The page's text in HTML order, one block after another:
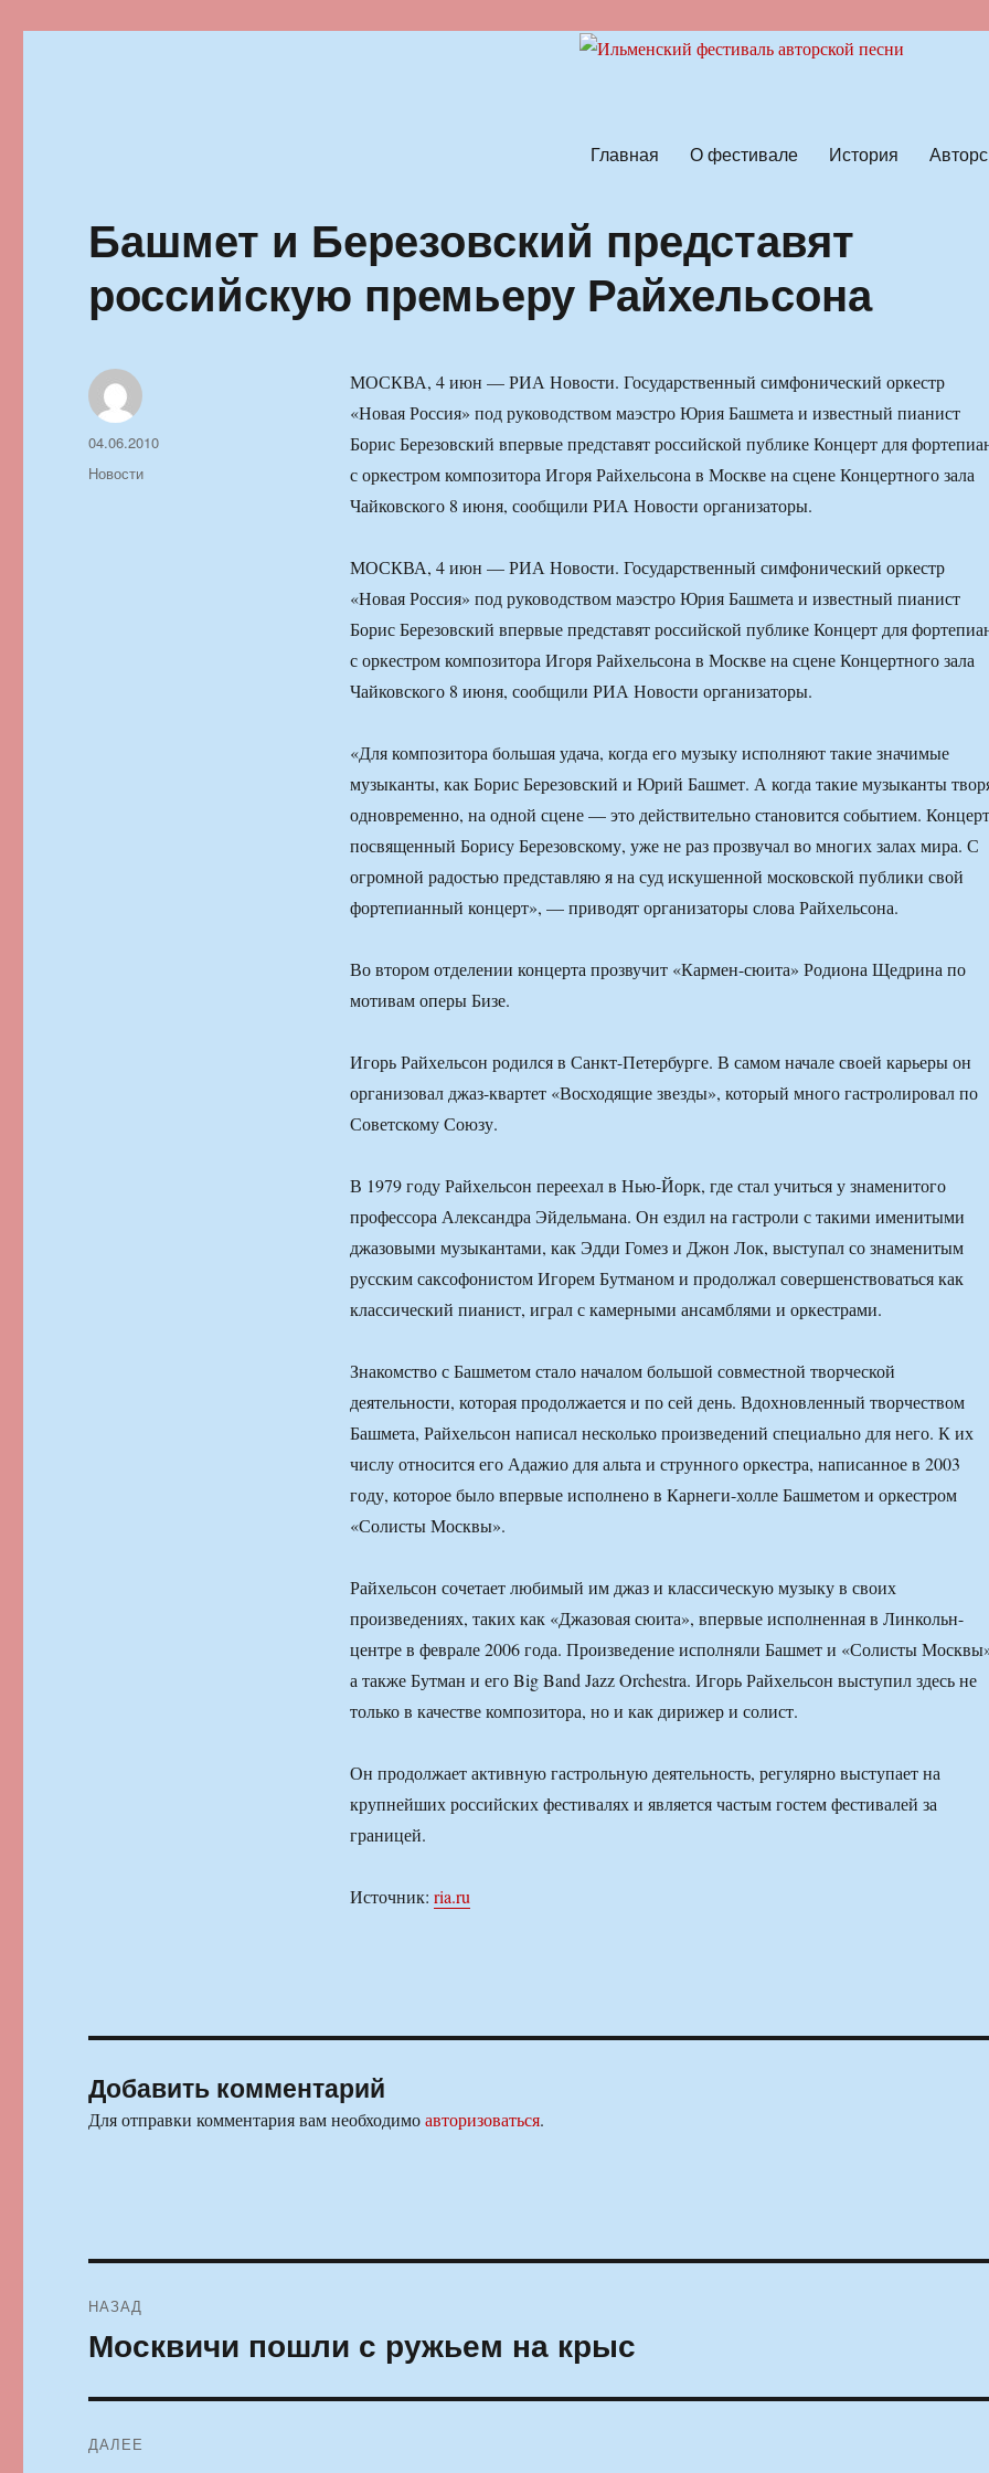
Главная О фестивале История
Башмет и Березовский представят
российскую премьеру Райхельсона
МОСКВА, 4 июн — РИА Новости. Государственный симфонический оркестр
«Новая Россия» под руководством маэстро Юрия Башмета и известный пианист
Борис Березовский впервые представят российской публике Концерт для
с оркестром композитора Игоря Райхельсона в Москве на сцене Концертного зала
Чайковского 8 июня, сообщили РИА Новости организаторы.
МОСКВА, 4 июн — РИА Новости. Государственный симфонический оркестр
«Новая Россия» под руководством маэстро Юрия Башмета и известный пианист
Борис Березовский впервые представят российской публике Концерт для
с оркестром композитора Игоря Райхельсона в Москве на сцене Концертного зала
Чайковского 8 июня, сообщили РИА Новости организаторы.
«Для композитора большая удача, когда его музыку исполняют такие значимые
музыканты, как Борис Березовский и Юрий Башмет. А когда такие музыканты
одновременно, на одной сцене — это действительно становится событием.
посвященный Борису Березовскому, уже не раз прозвучал во многих залах мира. С
огромной радостью представляю я на суд искушенной московской публики свой
фортепианный концерт», — приводят организаторы слова Райхельсона.
Во втором отделении концерта прозвучит «Кармен-сюита» Родиона Щедрина по
мотивам оперы Бизе.
Игорь Райхельсон родился в Санкт-Петербурге. В самом начале своей карьеры он
организовал джаз-квартет «Восходящие звезды», который много гастролировал по
Советскому Союзу.
В 1979 году Райхельсон переехал в Нью-Йорк, где стал учиться у знаменитого
профессора Александра Эйдельмана. Он ездил на гастроли с такими именитыми
джазовыми музыкантами, как Эдди Гомез и Джон Лок, выступал со знаменитым
русским саксофонистом Игорем Бутманом и продолжал совершенствоваться как
классический пианист, играл с камерными ансамблями и оркестрами.
Знакомство с Башметом стало началом большой совместной творческой
деятельности, которая продолжается и по сей день. Вдохновленный творчеством
Башмета, Райхельсон написал несколько произведений специально для него. К их
числу относится его Адажио для альта и струнного оркестра, написанное в 2003
году, которое было впервые исполнено в Карнеги-холле Башметом и оркестром
«Солисты Москвы».
Райхельсон сочетает любимый им джаз и классическую музыку в своих
произведениях, таких как «Джазовая сюита», впервые исполненная в Линкольн-
центре в феврале 2006 года. Произведение исполняли Башмет и «Солисты
а также Бутман и его Big Band Jazz Orchestra. Игорь Райхельсон выступил здесь не
только в качестве композитора, но и как дирижер и солист.
Он продолжает активную гастрольную деятельность, регулярно выступает на
крупнейших российских фестивалях и является частым гостем фестивалей за
границей.
Источник: ria.ru
Автор
Опубликовано
04.06.2010
Рубрики
Новости
Добавить комментарий
Для отправки комментария вам необходимоавторизоваться.
по
НАЗАД
Предыдущая
Москвичи пошли с ружьем на крыс
ДАЛЕЕ